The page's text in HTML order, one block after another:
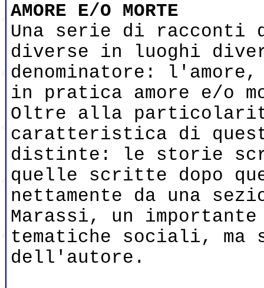
AMORE E/O MORTE
Una serie di
diverse in luoghi
denominatore:
in pratica amore e/o
Oltre alla
caratteristica di
distinte: le storie
quelle scritte dopo
nettamente da una
Marassi, un
tematiche sociali, ma
dell'autore.